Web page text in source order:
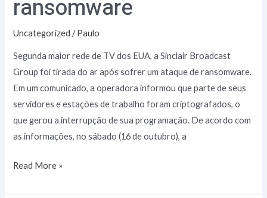
ransomware
Uncategorized /Paulo
Segunda maior rede de TV dos EUA, a Sinclair Broadcast
Group foi tirada do ar após sofrer um ataque de ransomware.
Em um comunicado, a operadora informou que parte de seus
servidores e estações de trabalho foram criptografados, o
que gerou a interrupção de sua programação. De acordo com
as informações, no sábado (16 de outubro), a
Read More »